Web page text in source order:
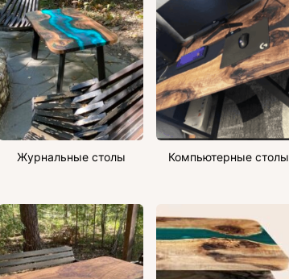
Журнальные столы Компьютерные столы